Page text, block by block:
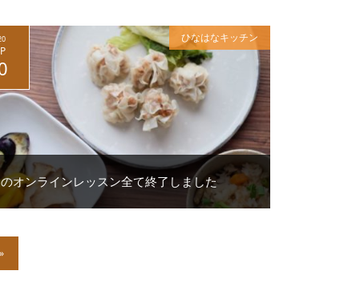
オンラインレッスン全て終了しました
ひなはなキッチン
»